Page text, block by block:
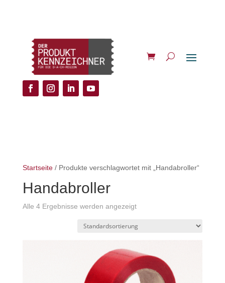
Startseite/ Produkte verschlagwortet mit „Handabroller“
Handabroller
Alle 4 Ergebnisse werden angezeigt